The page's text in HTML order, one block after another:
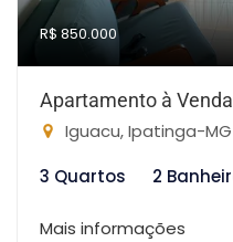
R$ 850.000
Apartamento à
Iguacu, Ipatinga-MG
3 Quartos
2
Mais informações